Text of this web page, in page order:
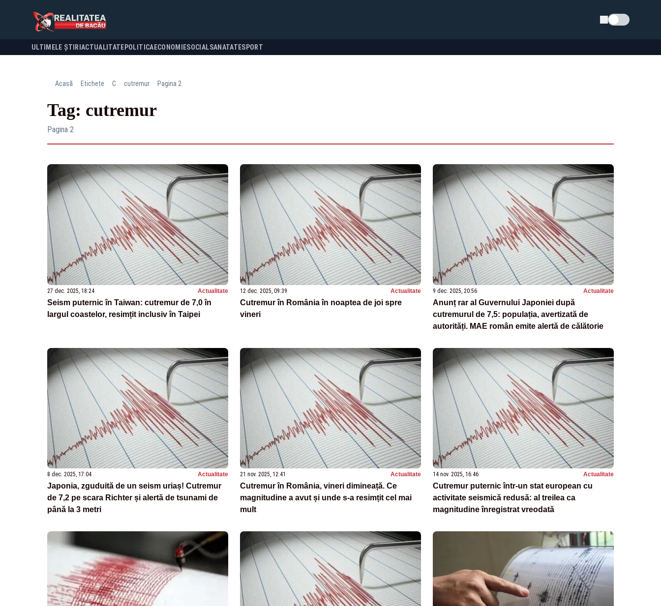
Schimba tema
ULTIMELE ȘTIRI ACTUALITATE POLITICA ECONOMIESOCIALSANATATESPORT
Acasă Etichete C cutremur Pagina 2
Tag: cutremur
Pagina 2
27 dec. 2025, 18:24 Actualitate
Seism puternic în Taiwan: cutremur de 7,0 în
largul coastelor, resimțit inclusiv în Taipei
12 dec. 2025, 09:39 Actualitate
Cutremur în România în noaptea de joi spre
vineri
9 dec. 2025, 20:56 Actualitate
Anunț rar al Guvernului Japoniei după
cutremurul de 7,5: populația, avertizată de
autorități. MAE român emite alertă de călătorie
8 dec. 2025, 17:04 Actualitate
Japonia, zguduită de un seism uriaș! Cutremur
de 7,2 pe scara Richter și alertă de tsunami de
până la 3 metri
21 nov. 2025, 12:41 Actualitate
Cutremur în România, vineri dimineață. Ce
magnitudine a avut și unde s-a resimțit cel mai
mult
14 nov. 2025, 16:46 Actualitate
Cutremur puternic într-un stat european cu
activitate seismică redusă: al treilea ca
magnitudine înregistrat vreodată